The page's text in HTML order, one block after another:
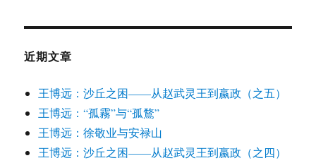
近期文章
王博远：沙丘之困——从赵武灵王到嬴政（之五）
王博远：“孤霧”与“孤鶩”
王博远：徐敬业与安禄山
王博远：沙丘之困——从赵武灵王到嬴政（之四）